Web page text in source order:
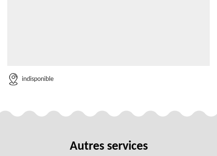
indisponible
Autres services